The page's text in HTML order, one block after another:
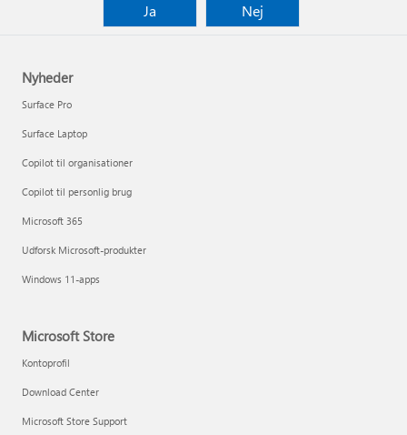
Ja
Nej
Nyheder
Surface Pro
Surface Laptop
Copilot til organisationer
Copilot til personlig brug
Microsoft 365
Udforsk Microsoft-produkter
Windows 11-apps
Microsoft Store
Kontoprofil
Download Center
Microsoft Store Support